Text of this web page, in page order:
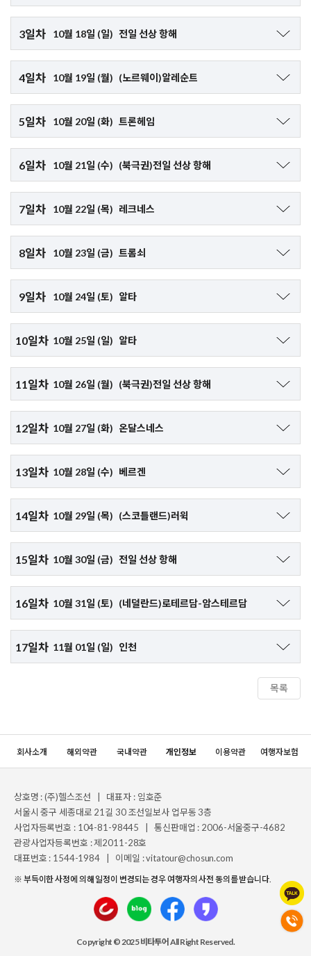
호텔 조식 후 이동
▶국립미술관 관람
하는 미술관으로 약 5,000점의 작품을 소지하고 있습니다.
로테르담으로 이동
13:00 크루즈 승선
15:00 크루즈 출항
조식: 호텔식, 중식: 선상식, 석식: 선상식
홀랜드 아메리카 크루즈 니우 스타텐담호
3일차 10월 18일 (일) 전일 선상 항해
**전일 선상 항해**
크루즈가 다음 목적지를 향해 하루 종일 이동하는 기간으로, 선내에서
다양한 이벤트와 공연 등이 진행됩니다.
- 헬스클럽, 카지노, 쇼핑센터, 라운지 등 선내 시설 이용
조식: 선상식, 중식: 선상식, 석식: 선상식
4일차 10월 19일 (월) (노르웨이)알레순트
10:00 노르웨이 알레순트(Alesund) 도착
▶선사 기항지 관광 (불포함)
알레순트 노르웨이 서부 해안에 위치한 항구 도시이며 1904년 대화재
으로 재건되었습니다.
섬과 본토를 연결하는 세계에서 가장 긴 해저터널을 통과하여 기스케
섬과 고도이 섬을 구경합니다.
조식: 선상식, 중식: 선상식, 석식: 선상식
홀랜드 아메리카 크루즈 니우 스타텐담호
5일차 10월 20일 (화) 트론헤임
11:00 트론헤임(Trondheim) 도착
▶선사 기항지 관광 (불포함)
트론헤임 광장, 니다로스 성당, 민속 박물관 등 트론헤임 시내를 구경
2. 트론헤임 과거와 현대 산책 (약 $50)
물들이 줄지어 있는 시내를 방문합니다.
3. 트론헤임 문화 탐방 (약 $160)
노르웨이 유일의 악기 박물관인 링베 박물관, 오래된 나무와 식물이 많
을 방문합니다.
23:59 크루즈 출항
▶트론헤임 피오르드 선상 관람
홀랜드 아메리카 크루즈 니우 스타텐담호
6일차 10월 21일 (수) (북극권)전일 선상 항해
▶북극권 전일 선상 항해
북극권은 지구 최북단 위도선으로 북극해, 북극점, 알래스카, 캐나다,
러시아, 그리고 노르웨이, 핀란드, 그린란드를 포함한 북유럽 국가들의
라, 떠다니는 얼음 조각들로 가득한 바다를 보실 수 있습니다.
일 지지 않는 백야 현상이 나타납니다. 짧은 여름철 동안 얼음이 녹고,
연의 경이로운 광경이 펼쳐집니다. 반대로 겨울이 되면 해가 거의 떠오
르지 않고, 하늘에는 오로라가 찬란하게 빛나며 밤하늘을 수놓습니다.
조식: 선상식, 중식: 선상식, 석식: 선상식
홀랜드 아메리카 크루즈 니우 스타텐담호
7일차 10월 22일 (목) 레크네스
07:00 레크네스(Leknes) 도착
▶선사 기항지 관광 (불포함)
로포텐 제도는 북극권 북쪽에 위치한 독특한 자연 경관으로 유명한 섬
모래사장을 구경하실 수 있습니다.
로포텐 제도의 작은 어촌 마을인 레이네를 방문하고 바이킹 박물관을
방문하여 바이킹 시대의 생활상을 직접 체험해봅니다.
조식: 선상식, 중식: 선상식, 석식: 선상식
홀랜드 아메리카 크루즈 니우 스타텐담호
8일차 10월 23일 (금) 트롬쇠
10:00 트롬쇠(Tromso) 도착
▶선사 기항지 관광 (불포함)
북극 성당이라고도 불리는 트롬스달렌 성당, 트롬쇠 박물관, 트롬쇠 다
경합니다.
폴라리아 북극 센터를 방문하여 북극 지역의 생태와 환경에 대한 전시
를 보실 수 있습니다.
[북극광의 도시] 오로라 관측하기
조식: 선상식, 중식: 선상식, 석식: 선상식
홀랜드 아메리카 크루즈 니우 스타텐담호
9일차 10월 24일 (토) 알타
08:00 알타(Alta) 도착
▶선사 기항지 관광 (불포함)
알타 박물관, 유네스코 세계문화유산으로 지정된 유적지, 사미족이 거
2. 알타 마을 투어 (약 $130)
[북극광의 도시] 오로라 관측하기
조식: 선상식, 중식: 선상식, 석식: 선상식
홀랜드 아메리카 크루즈 니우 스타텐담호
10일차 10월 25일 (일) 알타
▶오전 자유시간
14:00 크루즈 출항
[북극광의 도시] 오로라 관측하기
조식: 선상식, 중식: 선상식, 석식: 선상식
홀랜드 아메리카 크루즈 니우 스타텐담호
11일차 10월 26일 (월) (북극권)전일 선상 항해
▶북극권 전일 선상 항해
북극권은 지구 최북단 위도선으로 북극해, 북극점, 알래스카, 캐나다,
러시아, 그리고 노르웨이, 핀란드, 그린란드를 포함한 북유럽 국가들의
라, 떠다니는 얼음 조각들로 가득한 바다를 보실 수 있습니다.
일 지지 않는 백야 현상이 나타납니다. 짧은 여름철 동안 얼음이 녹고,
연의 경이로운 광경이 펼쳐집니다. 반대로 겨울이 되면 해가 거의 떠오
르지 않고, 하늘에는 오로라가 찬란하게 빛나며 밤하늘을 수놓습니다.
조식: 선상식, 중식: 선상식, 석식: 선상식
홀랜드 아메리카 크루즈 니우 스타텐담호
12일차 10월 27일 (화) 온달스네스
08:00 온달스네스(Andalsnes) 도착
▶선사 기항지 관광 (불포함)
"요정의 길"이라고 불리는 트롤스티겐 길을 따라 드라이브를 하며 자
2. 미니 트레킹 (약 $140)
조식: 선상식, 중식: 선상식, 석식: 선상식
13일차 10월 28일 (수) 베르겐
08:00 베르겐(Bergen) 도착
▶선사 기항지 관광 (불포함)
베르겐후스 요새, 로젠크란츠 탑, 목조 교회 등을 방문하며 베르겐의
2. 베르겐 마을 탐방 (약 $140)
경합니다.
홀랜드 아메리카 크루즈 니우 스타텐담호
14일차 10월 29일 (목) (스코틀랜드)러윅
08:00 스코틀랜드 러윅(Lerwick) 도착
▶선사 기항지 관광 (불포함)
신석기, 청동기, 철기 시대의 유적들을 구경할 수 있는 유적지를 방문
2. 파노라마 드라이브 (약 $100)
15일차 10월 30일 (금) 전일 선상 항해
**전일 선상 항해**
크루즈가 다음 목적지를 향해 하루 종일 이동하는 기간으로, 선내에서
다양한 이벤트와 공연 등이 진행됩니다.
홀랜드 아메리카 크루즈 니우 스타텐담호
16일차 10월 31일 (토) (네덜란드)로테르담-암스테르담
07:00 로테르담 도착 후 하선
헤이그(덴하그)로 이동
세계적인 명작 '진주 귀걸이를 한 소녀'도 전시하고 있습니다.
대한제국 고종 황제의 특사로 파견된 이준 열사가 순국한 장소를 기념
하기 위해 세워진 곳입니다.
석식 후 공항으로 이동
21:20 암스테르담 출발 (KE926 / 비행시간 12시간 20분)
조식: 선상식, 중식: 현지식, 석식: 한식
17일차 11월 01일 (일) 인천
목록
회사소개 해외약관 국내약관 개인정보 이용약관 여행자보험
상호명 : (주)헬스조선 | 대표자 : 임호준
서울시 중구 세종대로 21길 30 조선일보사 업무동 3층
사업자등록번호 : 104-81-98445 | 통신판매업 : 2006-서울중구-4682
관광사업자등록번호 : 제2011-28호
대표번호 : 1544-1984 | 이메일 : vitatour@chosun.com
※ 부득이한 사정에 의해 일정이 변경되는 경우 여행자의 사전 동의를 받습니다.
Copyright © 2025 비타투어 All Right Reserved.